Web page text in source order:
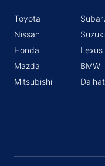
Toyota
Nissan
Honda
Mazda
Mitsubishi
Suzuki
Lexus
BMW